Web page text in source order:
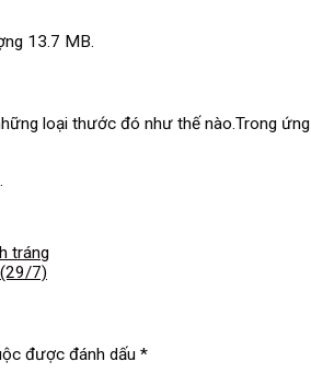
13.7 MB.
loại thước đó như thế nào.Trong
tráng
7)
được đánh dấu *